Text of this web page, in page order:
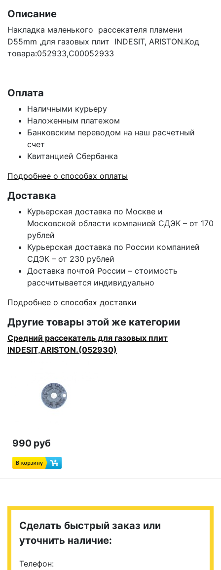
Описание
Накладка маленького рассекателя пламени
D55mm ,для газовых плит INDESIT, ARISTON.Код
товара:052933,C00052933
Оплата
Наличными курьеру
Наложенным платежом
Банковским переводом на наш расчетный
счет
Квитанцией Сбербанка
Подробнее о способах оплаты
Доставка
Курьерская доставка по Москве и
Московской области компанией СДЭК – от 170
рублей
Курьерская доставка по России компанией
СДЭК – от 230 рублей
Доставка почтой России – стоимость
рассчитывается индивидуально
Подробнее о способах доставки
Другие товары этой же категории
Средний рассекатель для газовых плит
INDESIT,ARISTON.(052930)
990 руб
Сделать быстрый заказ или
уточнить наличие:
Телефон: